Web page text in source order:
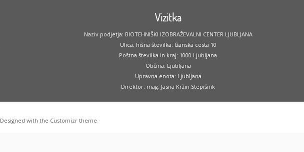
Vizitka
Naziv podjetja: BIOTEHNIŠKI IZOBRAŽEVALNI CENTER LJUBLJANA
Ulica, hišna številka: Ižanska cesta 10
Poštna številka in kraj: 1000 Ljubljana
Občina: Ljubljana
Upravna enota: Ljubljana
Direktor: mag. Jasna Kržin Stepišnik
Designed with the Customizr theme ·